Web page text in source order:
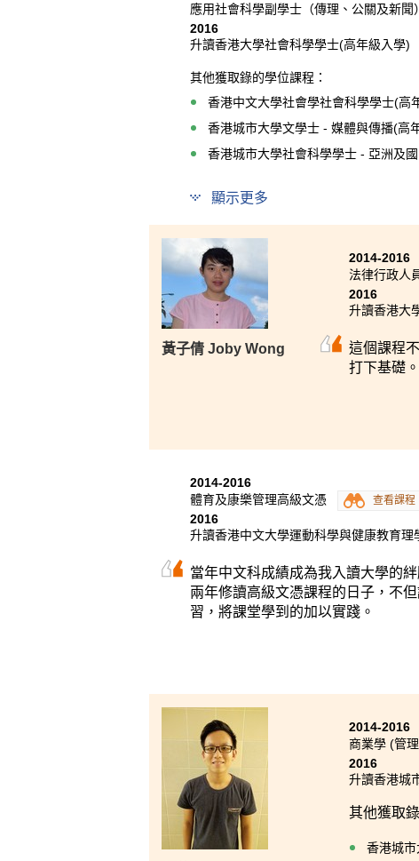
應用社會科學副學士（傳理、公關及新聞）
2016
升讀香港大學社會科學學士(高年級入學)
其他獲取錄的學位課程：
香港中文大學社會學社會科學學士(高
香港城市大學文學士 - 媒體與傳播(高
香港城市大學社會科學學士 - 亞洲及
兩年前，「副學士」於我而言是一
「心態決定一切」，並領悟到「設
馬，焉知非福」，自己反而感到慶
的成果。自怨自艾，徒然浪費時間
顯示更多
黃子倩 Joby Wong
2014-2016
法律行政人
2016
升讀香港大
這個課程
打下基礎
2014-2016
體育及康樂管理高級文憑
查看課程
2016
升讀香港中文大學運動科學與健康教育理
當年中文科成績成為我入讀大學的
兩年修讀高級文憑課程的日子，不
習，將課堂學到的加以實踐。
2014-2016
商業學 (管
2016
升讀香港城
其他獲取
香港城